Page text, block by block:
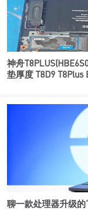
神舟
垫厚度 T8D9 T8Plus
聊一款处理器升级的